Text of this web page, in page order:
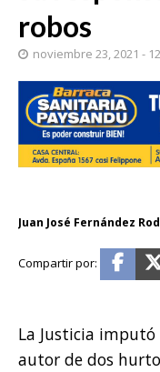
robos
noviembre 23, 2021 -
Juan José Fernández
La Justicia
autor de dos